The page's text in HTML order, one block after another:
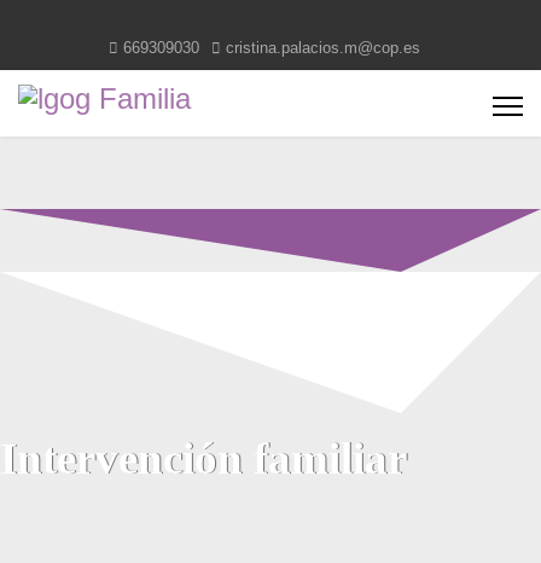
669309030 cristina.palacios.m@cop.es
Intervención familiar